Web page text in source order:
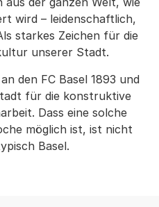
wird – leidenschaftlich,
starkes Zeichen für die
unserer Stadt.
den FC Basel 1893 und
für die konstruktive
Dass eine solche
möglich ist, ist nicht
Basel.